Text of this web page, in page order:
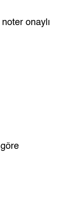
onaylı